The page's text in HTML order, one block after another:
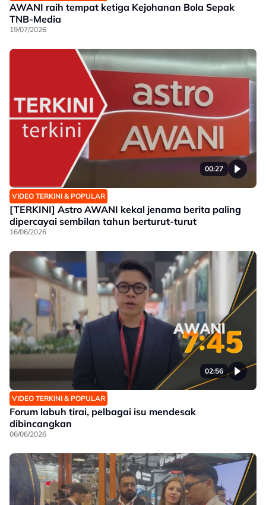
AWANI raih tempat ketiga Kejohanan Bola Sepak
TNB-Media
19/07/2026
00:27
VIDEO TERKINI & POPULAR
[TERKINI] Astro AWANI kekal jenama berita paling
dipercayai sembilan tahun berturut-turut
16/06/2026
02:56
VIDEO TERKINI & POPULAR
Forum labuh tirai, pelbagai isu mendesak
dibincangkan
06/06/2026